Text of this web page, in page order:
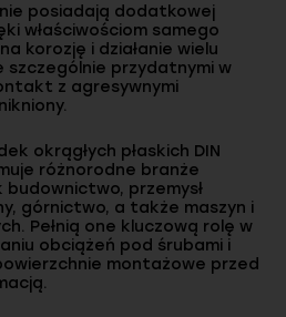
posiadają dodatkowej
właściwościom samego
korozję i działanie wielu
szczególnie przydatnymi w
z agresywnymi
okrągłych płaskich DIN
różnorodne branże
budownictwo, przemysł
górnictwo, a także maszyn i
Pełnią one kluczową rolę w
obciążeń pod śrubami i
montażowe przed